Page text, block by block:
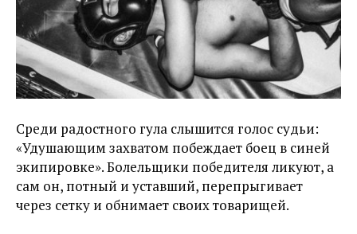
Среди радостного гула слышится голос судьи:
«Удушающим захватом побеждает боец в синей
экипировке». Болельщики победителя ликуют, а
сам он, потный и уставший, перепрыгивает
через сетку и обнимает своих товарищей.